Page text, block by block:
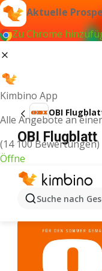
Aktuelle
Zu Chrome
Kimbino App
Alle Angebote an
(14 100 Bewertungen)
Öffne
Suche nach
OBI
OBI Flugblatt